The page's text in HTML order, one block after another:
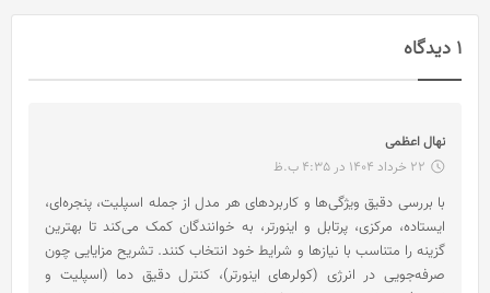
1 دیدگاه
نهال اعظمی
ف
ت
22 خرداد 1404 در 4:35 ب.ظ
با بررسی دقیق ویژگی‌ها و کاربردهای هر مدل از جمله اسپلیت، پنجره‌ای،
ایستاده، مرکزی، پرتابل و اینورتر، به خوانندگان کمک می‌کند تا بهترین
گزینه را متناسب با نیازها و شرایط خود انتخاب کنند. تشریح مزایایی چون
صرفه‌جویی در انرژی (کولرهای اینورتر)، کنترل دقیق دما (اسپلیت و